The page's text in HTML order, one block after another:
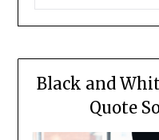
Black and
Quote